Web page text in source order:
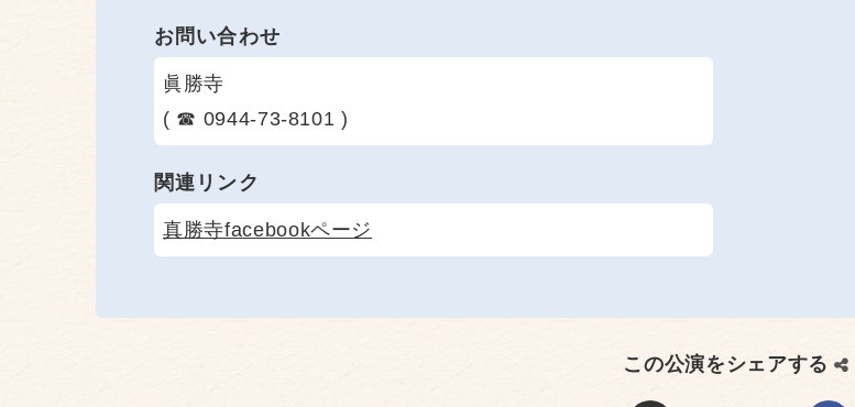
お問い合わせ
眞勝寺
( ☎ 0944-73-8101 )
関連リンク
真勝寺facebookページ
この公演をシェアする